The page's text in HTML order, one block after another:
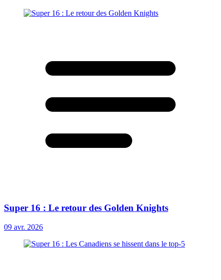
Super 16 : Le retour des Golden Knights
09 avr. 2026